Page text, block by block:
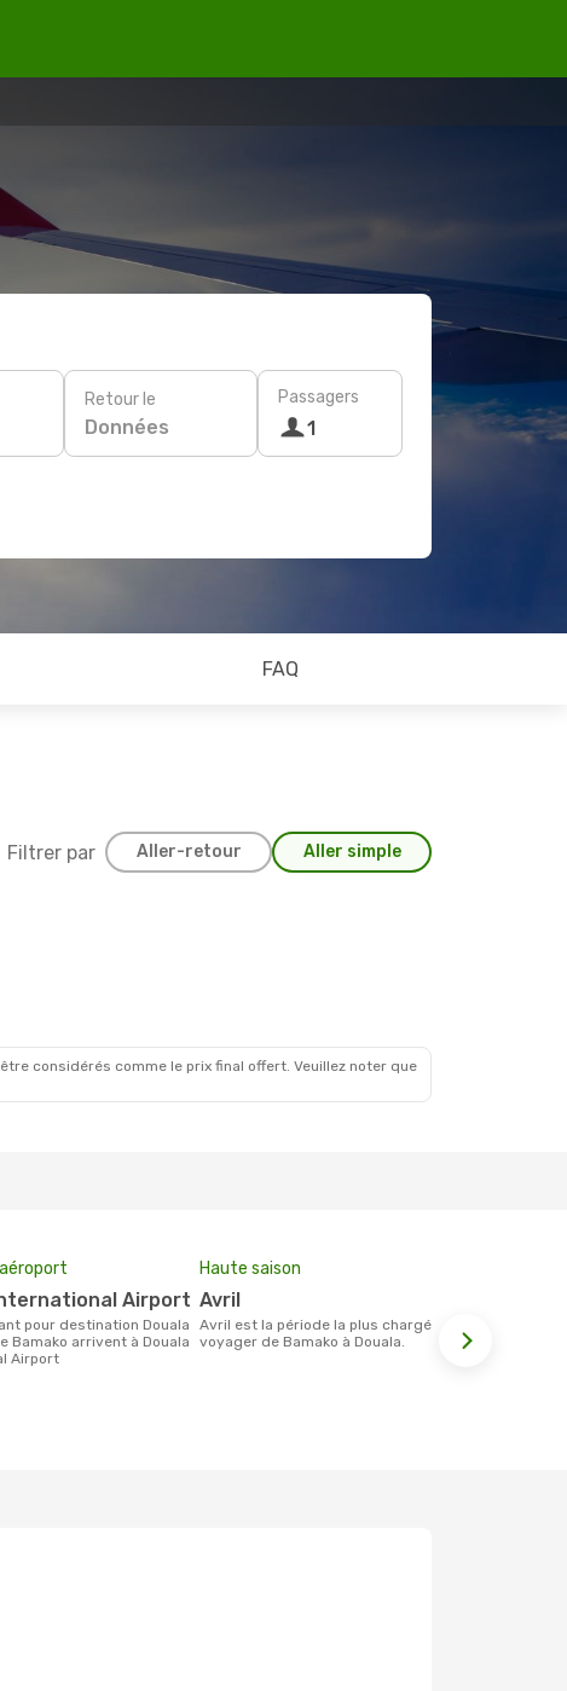
Retour le
Données
Passagers
1
FAQ
Filtrer par Aller-retour Aller simple
considérés comme le prix final offert. Veuillez noter que
International Airport
Bamako arrivent à Douala
Airport
Haute saison
avril
avril est la période la plus chargée pour
voyager de Bamako à Douala.